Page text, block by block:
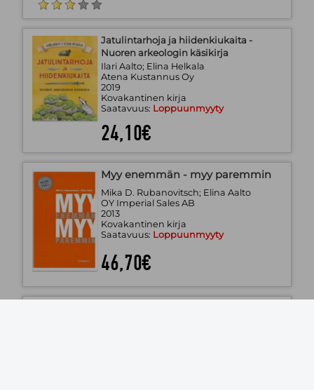
Jatulintarhoja ja hiidenkiukaita -
Nuoren arkeologin käsikirja
Ilari Aalto; Elina Helkala
Atena Kustannus Oy
2019
Kovakantinen kirja
Saatavuus: Loppuunmyyty
24,10€
Myy enemmän - myy paremmin
Mika D. Rubanovitsch; Elina Aalto
OY Imperial Sales AB
2013
Kovakantinen kirja
Saatavuus: Loppuunmyyty
46,70€